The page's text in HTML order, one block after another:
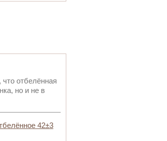
отбелённая
но и не в
42±3